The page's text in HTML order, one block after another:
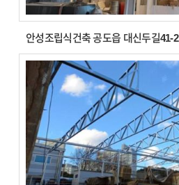
안성조립식건축 공도읍 대신두길41-